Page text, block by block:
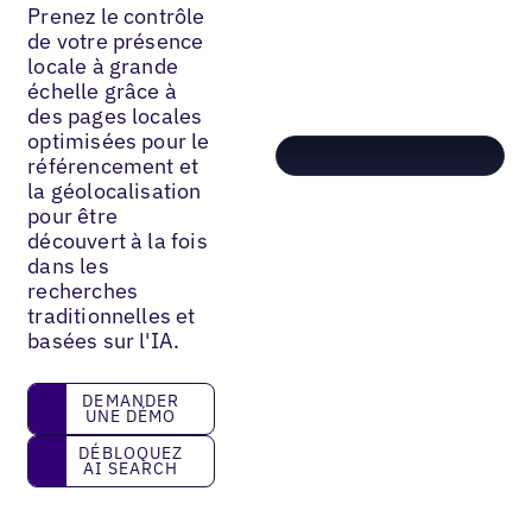
Prenez le contrôle
de votre présence
locale à grande
échelle grâce à
des pages locales
optimisées pour le
référencement et
la géolocalisation
pour être
découvert à la fois
dans les
recherches
traditionnelles et
basées sur l'IA.
Demander une démo
DEMANDER
UNE DÉMO
Débloquez AI Search
DÉBLOQUEZ
AI SEARCH